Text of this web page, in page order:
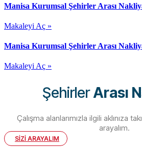
Manisa Kurumsal Şehirler Arası
Makaleyi Aç »
Manisa Kurumsal Şehirler Arası
Makaleyi Aç »
ŞehirlerArası
Çalışma alanlarımızla ilgili aklınıza
arayalım.
SİZİ ARAYALIM